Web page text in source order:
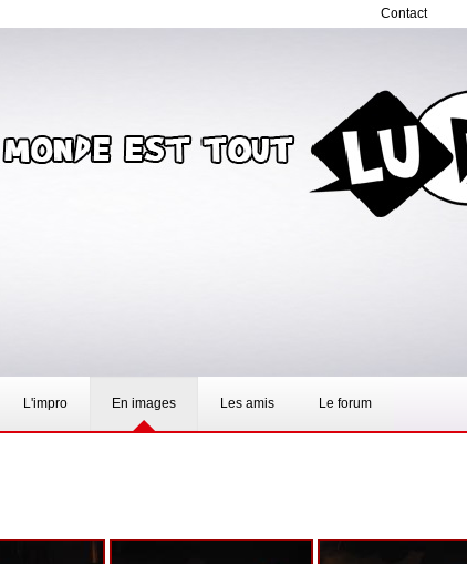
Contact
L'impro En images Les amis Le forum